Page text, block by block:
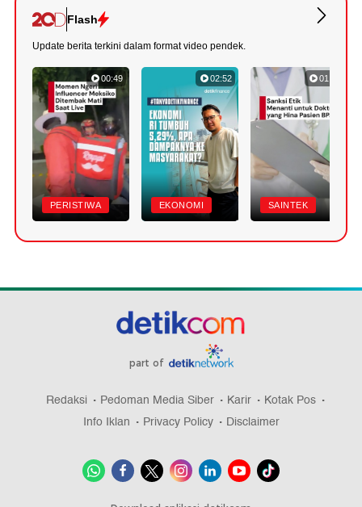
Flash
Update berita terkini dalam format video pendek.
00:49
PERISTIWA
02:52
EKONOMI
01:09
SAINTEK
part of
Redaksi Pedoman Media Siber Karir
Kotak Pos
Info Iklan
Privacy Policy Disclaimer